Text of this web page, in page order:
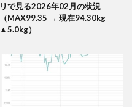
リで見る2026年02月の状況
（MAX99.35 → 現在94.30kg
▲5.0kg）